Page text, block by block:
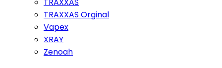
TRAXXAS Orginal
Vapex
XRAY
Zenoah